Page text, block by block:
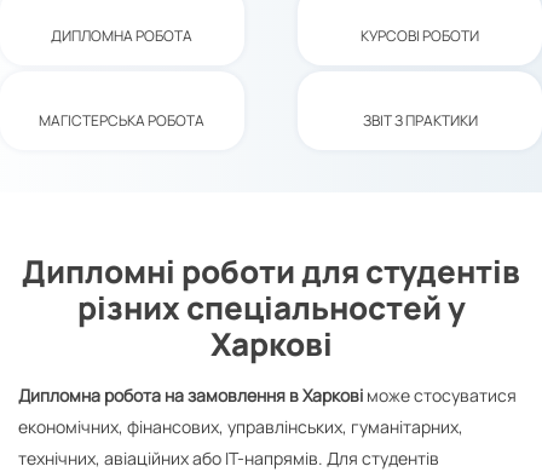
ДИПЛОМНА РОБОТА КУРСОВІ РОБОТИ
МАГІСТЕРСЬКА РОБОТА ЗВІТ З ПРАКТИКИ
Дипломні роботи для студентів
різних спеціальностей у
Харкові
Дипломна робота на замовлення в Харкові може стосуватися
економічних, фінансових, управлінських, гуманітарних,
технічних, авіаційних або IT-напрямів. Для студентів